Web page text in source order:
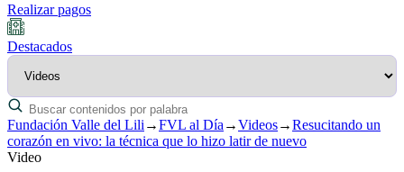
Realizar pagos
Destacados
Fundación Valle del Lili →FVL al Día →Videos→Resucitando un
corazón en vivo: la técnica que lo hizo latir de nuevo
Video